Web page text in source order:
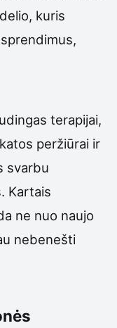
kuris
terapijai,
peržiūrai ir
svarbu
Kartais
ne nuo naujo
nebenešti